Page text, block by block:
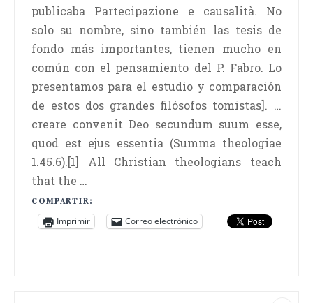
publicaba Partecipazione e causalità. No
solo su nombre, sino también las tesis de
fondo más importantes, tienen mucho en
común con el pensamiento del P. Fabro. Lo
presentamos para el estudio y comparación
de estos dos grandes filósofos tomistas]. …
creare convenit Deo secundum suum esse,
quod est ejus essentia (Summa theologiae
1.45.6).[1] All Christian theologians teach
that the …
COMPARTIR:
Imprimir Correo electrónico